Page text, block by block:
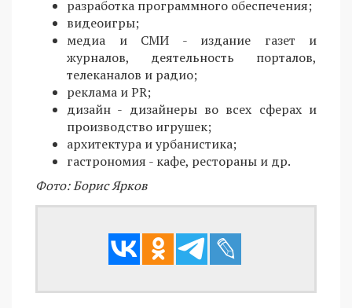
разработка программного обеспечения;
видеоигры;
медиа и СМИ - издание газет и
журналов, деятельность порталов,
телеканалов и радио;
реклама и PR;
дизайн - дизайнеры во всех сферах и
производство игрушек;
архитектура и урбанистика;
гастрономия - кафе, рестораны и др.
Фото: Борис Ярков